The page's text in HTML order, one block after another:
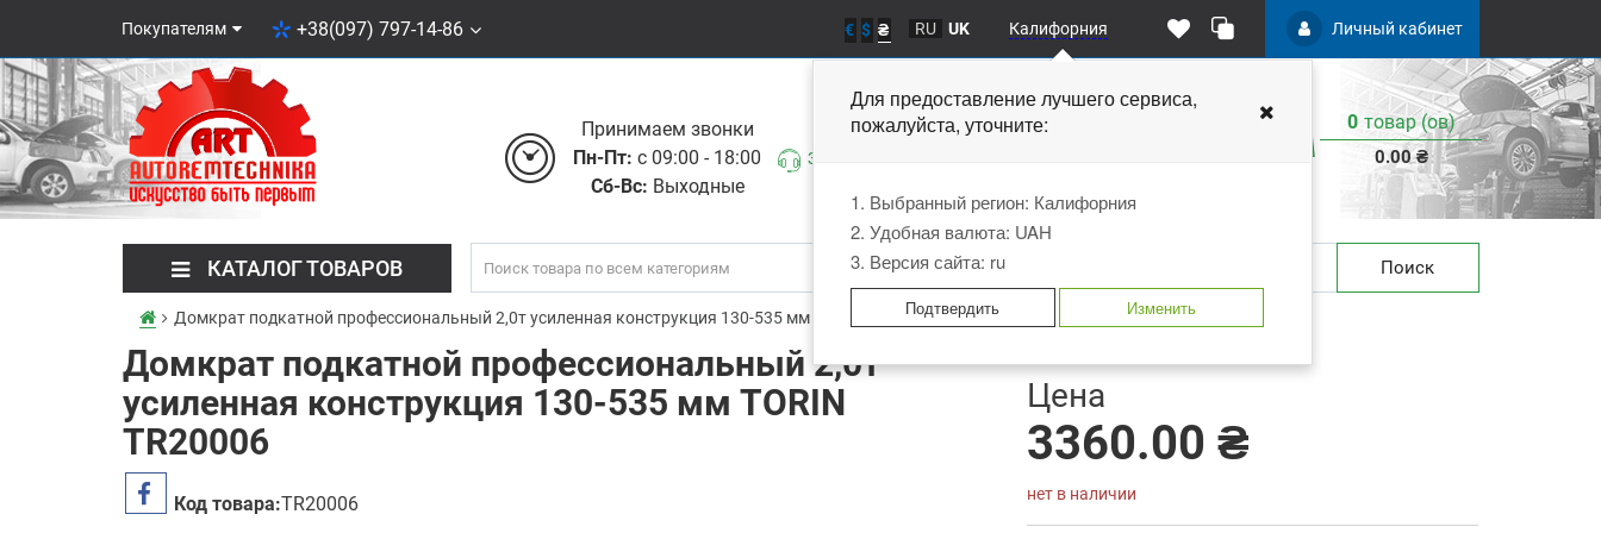
Покупателям +38(097) 797-14-86 € $ ₴ RU UK Калифорния
Для предоставление лучшегосервиса,
пожалуйста, уточните:
1. Выбранный регион: Калифорния
2. Удобная валюта: UAH
3. Версия сайта: ru
Подтвердить Изменить
Личный кабинет
Принимаем звонки
Пн-Пт: с 09:00 - 18:00
Сб-Вс: Выходные
Заказать звонок
0 товар (ов)
0.00 ₴
КАТАЛОГ ТОВАРОВ Поиск
Домкрат подкатной профессиональный 2,0т усиленная конструкция 130-535 мм TORIN TR20006
Домкрат подкатной профессиональный 2,0т
усиленная конструкция 130-535 мм TORIN
TR20006
Код товара:TR20006
Цена
3360.00 ₴
нет в наличии